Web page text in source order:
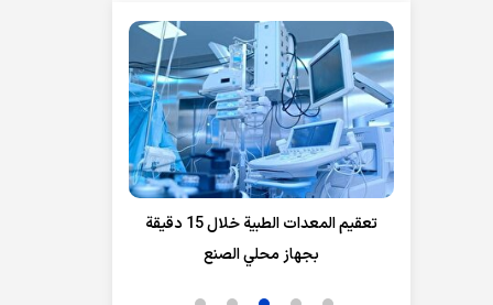
تعقيم المعدات الطبية خلال 15 دقيقة
بجهاز محلي الصنع